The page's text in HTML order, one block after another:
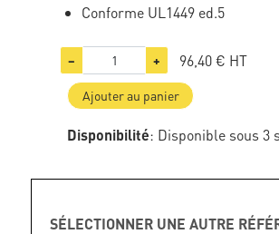
Conforme UL1449 ed.5
− + 96,40 € HT
Ajouter au panier
Disponibilité: Disponible sous 3
SÉLECTIONNER UNE AUTRE